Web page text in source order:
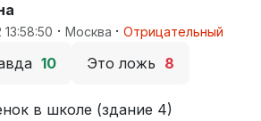
· Москва · Отрицательный
10 Это ложь 8
в школе (здание 4)